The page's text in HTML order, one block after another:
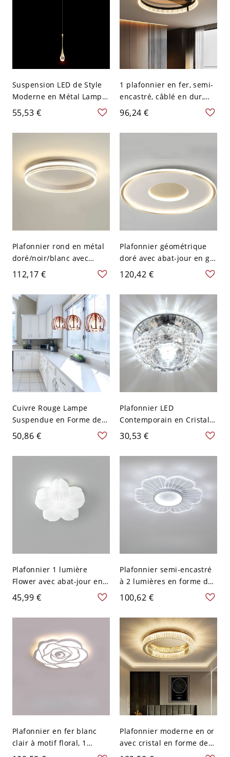
Suspension LED de Style
Moderne en Métal Lampe
Suspendue en Or Abat-
Jour en Cristal - 110 V-120
V 1 Goutte d'Eau
55,53 €
1 plafonnier en fer, semi-
encastré, câblé en dur,
pour chambre principale -
Noir 110 V-120 V
Gradation à trois niveaux
96,24 €
Plafonnier rond en métal
doré/noir/blanc avec
abat-jour en acrylique -
Blanc 110 V-120 V
Gradation à trois niveaux
112,17 €
Plafonnier géométrique
doré avec abat-jour en gel
de silice blanc pour
intérieur - 110 V-120 V
46,99 cm Rond Blanc
120,42 €
Cuivre Rouge Lampe
Suspendue en Forme de
Cage de Dôme en Métal à
1 Tête Industrielle
Suspension pour Cuisine -
50,86 €
Plafonnier LED
Contemporain en Cristal
Transparent en Forme de
Fleur Luminaire Encastré
pour Salon - 110 V-120 V
Transparent Blanc
30,53 €
Plafonnier 1 lumière
Flower avec abat-jour en
polymère crayeux, câblage
fixe - 110 V-120 V 15,24 cm
45,99 €
Plafonnier semi-encastré
à 2 lumières en forme de
fleur, style moderne - 110
V-120 V 52,07 cm Blanc
100,62 €
Plafonnier en fer blanc
clair à motif floral, 1
lampe - 110 V-120 V 16,54″
Plafonnier moderne en or
avec cristal en forme de
cercle et abat-jour en